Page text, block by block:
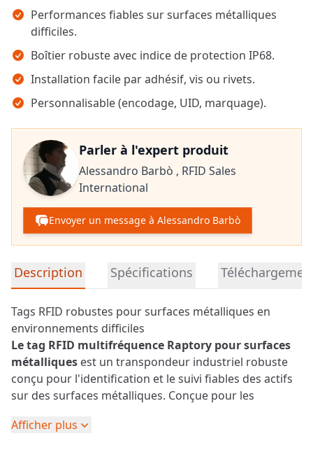
Performances fiables sur surfaces métalliques
difficiles.
Boîtier robuste avec indice de protection IP68.
Installation facile par adhésif, vis ou rivets.
Personnalisable (encodage, UID, marquage).
Parler à l'expert produit
Alessandro Barbò , RFID Sales
International
Envoyer un message à Alessandro Barbò
Informations détaillées sur le produit
Description Spécifications
Tags RFID robustes pour surfaces métalliques en
environnements difficiles
Le tag RFID multifréquence Raptory pour surfaces
métalliques est un transpondeur industriel robuste
conçu pour l'identification et le suivi fiables des actifs
sur des surfaces métalliques. Conçue pour les
performances RFID stables même dans des conditions
Afficher plus